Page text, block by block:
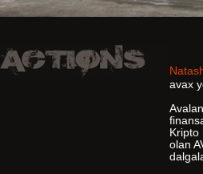
avax
Kripto
olan